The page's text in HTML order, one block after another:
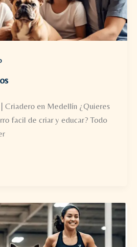
| Criadero en Medellín ¿Quieres
facil de criar y educar? Todo